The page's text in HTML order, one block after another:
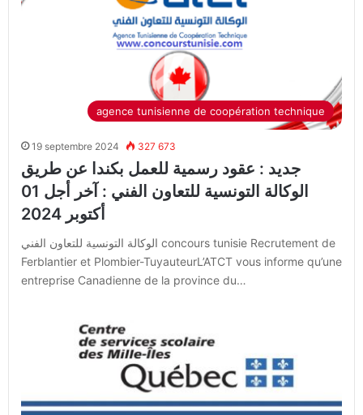
agence tunisienne de coopération technique
19 septembre 2024 327 673
جديد : عقود رسمية للعمل بكندا عن طريق
الوكالة التونسية للتعاون الفني : آخر أجل 01
أكتوبر 2024
الوكالة التونسية للتعاون الفني concours tunisie Recrutement de
Ferblantier et Plombier-TuyauteurL’ATCT vous informe qu’une
entreprise Canadienne de la province du…